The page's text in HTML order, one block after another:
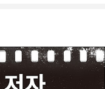
『스티프트』는 전통
면한 위기를 다룬 책으
’의 뿌리를 찾아가는 방
에 대한 따뜻한 관심과